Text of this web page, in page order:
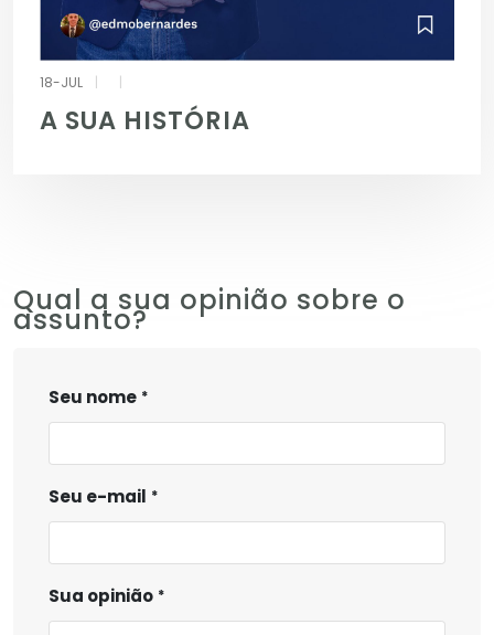
18-JUL
A SUA HISTÓRIA
Qual a sua opinião sobre o
assunto?
Seu nome
Seu e-mail
Sua opinião